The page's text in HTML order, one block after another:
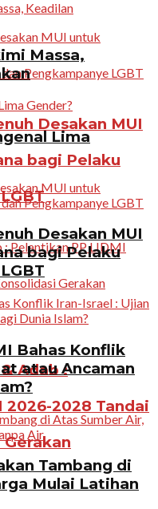
Desakan MUI
bagi Pelaku
Adab :
2026-2028 Tandai
Massa,
Lima
Desakan MUI
bagi Pelaku
Bahas Konflik
atau Ancaman
Tambang di
Mulai Latihan